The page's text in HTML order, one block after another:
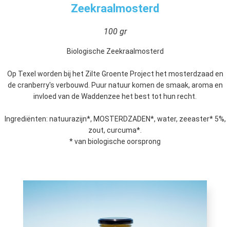
Zeekraalmosterd
100 gr
Biologische Zeekraalmosterd
Op Texel worden bij het Zilte Groente Project het mosterdzaad en
de cranberry's verbouwd. Puur natuur komen de smaak, aroma en
invloed van de Waddenzee het best tot hun recht.
Ingrediënten: natuurazijn*, MOSTERDZADEN*, water, zeeaster* 5%,
zout, curcuma*.
* van biologische oorsprong